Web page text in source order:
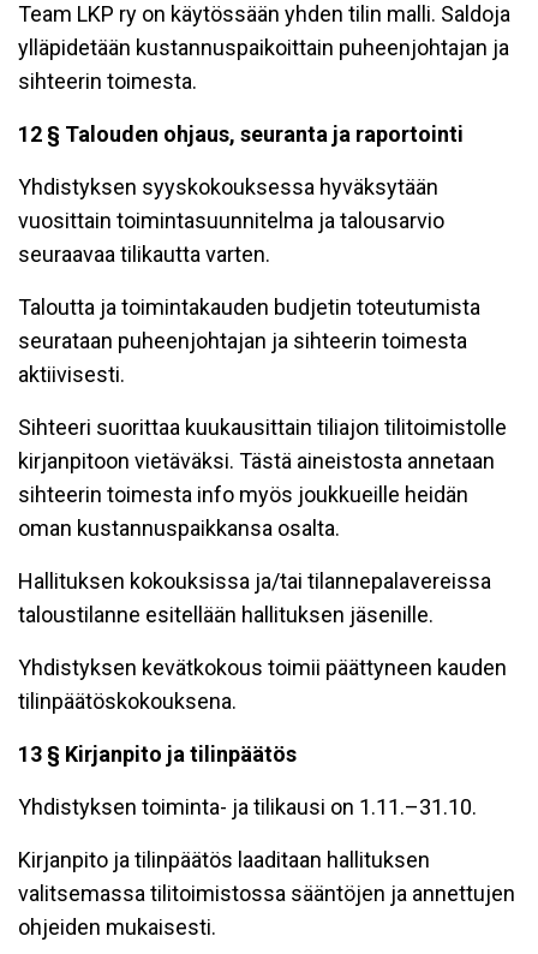
Team LKP ry on käytössään yhden tilin malli. Saldoja
ylläpidetään kustannuspaikoittain puheenjohtajan ja
sihteerin toimesta.
12 § Talouden ohjaus, seuranta ja raportointi
Yhdistyksen syyskokouksessa hyväksytään
vuosittain toimintasuunnitelma ja talousarvio
seuraavaa tilikautta varten.
Taloutta ja toimintakauden budjetin toteutumista
seurataan puheenjohtajan ja sihteerin toimesta
aktiivisesti.
Sihteeri suorittaa kuukausittain tiliajon tilitoimistolle
kirjanpitoon vietäväksi. Tästä aineistosta annetaan
sihteerin toimesta info myös joukkueille heidän
oman kustannuspaikkansa osalta.
Hallituksen kokouksissa ja/tai tilannepalavereissa
taloustilanne esitellään hallituksen jäsenille.
Yhdistyksen kevätkokous toimii päättyneen kauden
tilinpäätöskokouksena.
13 § Kirjanpito ja tilinpäätös
Yhdistyksen toiminta- ja tilikausi on 1.11.–31.10.
Kirjanpito ja tilinpäätös laaditaan hallituksen
valitsemassa tilitoimistossa sääntöjen ja annettujen
ohjeiden mukaisesti.